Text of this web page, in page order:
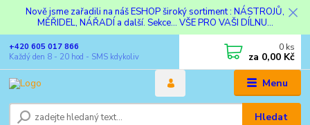
Nově jsme zařadili na náš ESHOP široký sortiment : NÁSTROJŮ,
MĚŘIDEL, NÁŘADÍ a další. Sekce... VŠE PRO VAŠI DÍLNU...
Menu
Hledat
+420 605 017 866
Každý den 8 - 20 hod - SMS kdykoliv
0 ks
za 0,00 Kč